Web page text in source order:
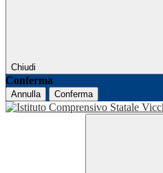
Chiudi
Conferma
Annulla Conferma